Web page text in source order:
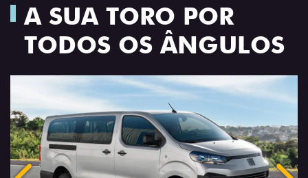
A SUA TORO POR
TODOS OS ÂNGULOS